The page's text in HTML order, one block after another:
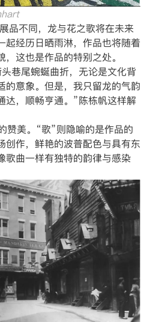
品不同，龙与花之歌将在未来
起经历日晒雨淋，作品也将随着
这也是作品的特别之处。
巷尾蜿蜒曲折，无论是文化背
的意象。但是，我只留龙的气韵
达，顺畅亨通。”陈栋帆这样解
赞美。“歌”则隐喻的是作品的
创作，鲜艳的波普配色与具有东
歌曲一样有独特的韵律与感染